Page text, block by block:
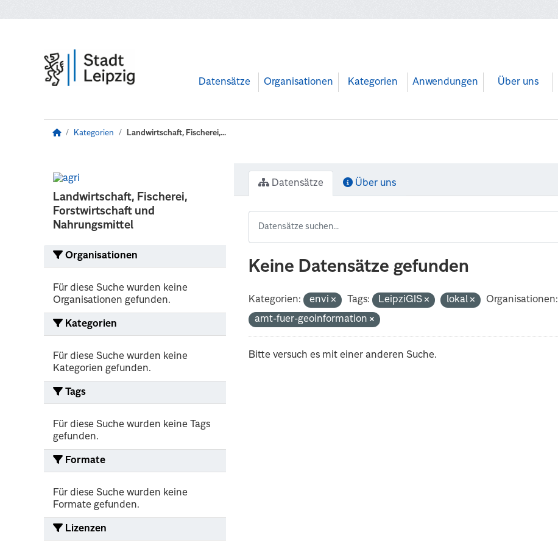
Datensätze Organisationen Kategorien Anwendungen Über uns
Kategorien Landwirtschaft, Fischerei,...
Landwirtschaft, Fischerei,
Forstwirtschaft und
Nahrungsmittel
Organisationen
Für diese Suche wurden keine
Organisationen gefunden.
Kategorien
Für diese Suche wurden keine
Kategorien gefunden.
Tags
Für diese Suche wurden keine Tags
gefunden.
Formate
Für diese Suche wurden keine
Formate gefunden.
Lizenzen
Datensätze Über uns
Keine Datensätze gefunden
Kategorien: envi Tags: LeipziGIS lokal
Organisationen:
amt-fuer-geoinformation
Bitte versuch es mit einer anderen Suche.